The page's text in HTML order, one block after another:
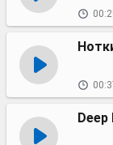
Deep